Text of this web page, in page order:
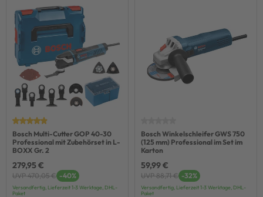
Bosch Multi-Cutter GOP 40-30
Professional mit Zubehörset in L-
BOXX Gr. 2
279,95 €
UVP 470,05 € -40%
Versandfertig, Lieferzeit 1-3 Werktage, DHL-
Paket
Bosch Winkelschleifer GWS 750
(125 mm) Professional im Set im
Karton
59,99 €
UVP 88,71 € -32%
Versandfertig, Lieferzeit 1-3 Werktage, DHL-
Paket